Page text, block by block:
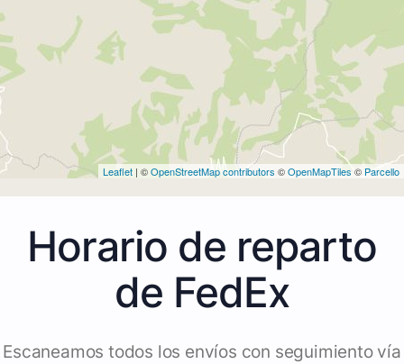
Leaflet | ©OpenStreetMap contributors ©OpenMapTiles © Parcello
Horario de reparto
de FedEx
Escaneamos todos los envíos con seguimiento vía